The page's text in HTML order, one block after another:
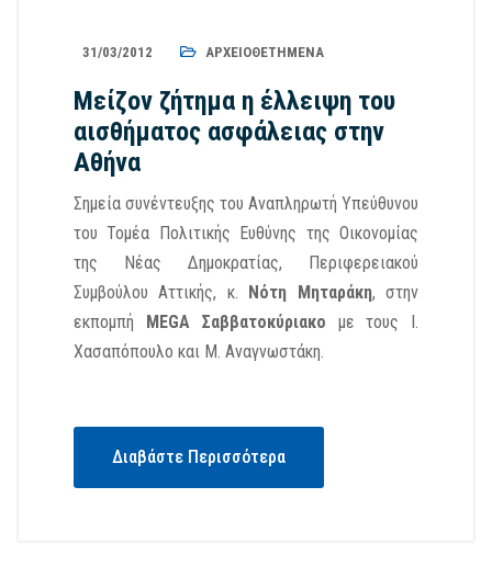
31/03/2012 ΑΡΧΕΙΟΘΕΤΗΜΈΝΑ
Μείζον ζήτημα η έλλειψη του
αισθήματος ασφάλειας στην
Αθήνα
Σημεία συνέντευξης του Αναπληρωτή Υπεύθυνου
του Τομέα Πολιτικής Ευθύνης της Οικονομίας
της Νέας Δημοκρατίας, Περιφερειακού
Συμβούλου Αττικής, κ.
Νότη Μηταράκη, στην
εκπομπή
MEGA Σαββατοκύριακο με τους Ι.
Χασαπόπουλο και Μ. Αναγνωστάκη.
Διαβάστε Περισσότερα